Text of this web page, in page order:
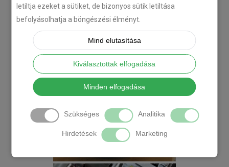
letiltja ezeket a sütiket, de bizonyos sütik letiltása
befolyásolhatja a böngészési élményt.
Mind elutasítása
Kiválasztottak elfogadása
Minden elfogadása
Szükséges Analitika
Hirdetések Marketing